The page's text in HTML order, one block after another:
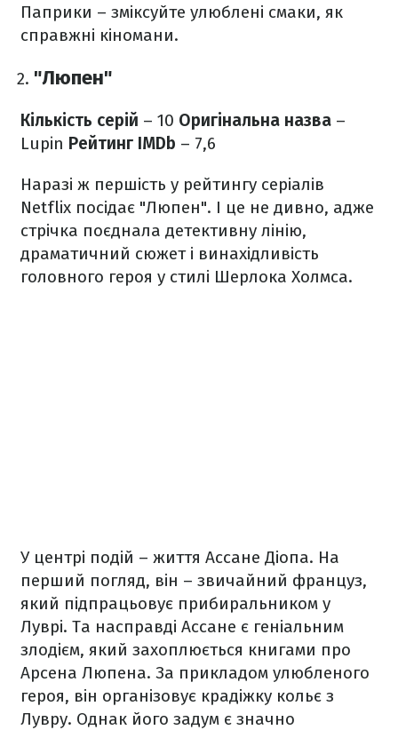
Паприки – зміксуйте улюблені смаки, як
справжні кіномани.
"Люпен"
Кількість серій – 10 Оригінальна назва –
Lupin Рейтинг IMDb – 7,6
Наразі ж першість у рейтингу серіалів
Netflix посідає "Люпен". І це не дивно, адже
стрічка поєднала детективну лінію,
драматичний сюжет і винахідливість
головного героя у стилі Шерлока Холмса.
У центрі подій – життя Ассане Діопа. На
перший погляд, він – звичайний француз,
який підпрацьовує прибиральником у
Луврі. Та насправді Ассане є геніальним
злодієм, який захоплюється книгами про
Арсена Люпена. За прикладом улюбленого
героя, він організовує крадіжку кольє з
Лувру. Однак його задум є значно